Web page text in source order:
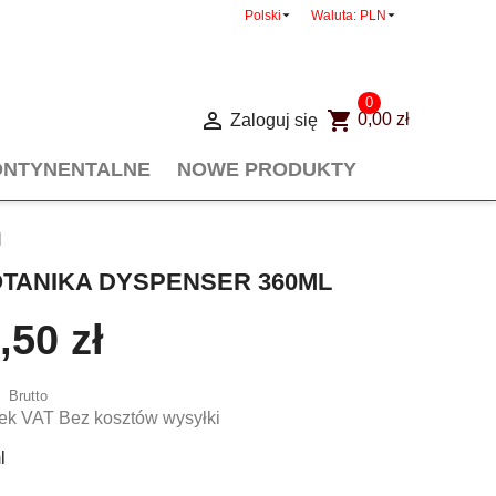
Polski Waluta: PLN
shopping_cart
0
0,00 zł
 Zaloguj się
NOWE PRODUKTY
DYSPENSER 360ML
zł
Brutto
VAT Bez kosztów wysyłki